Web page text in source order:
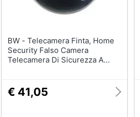
BW - Telecamera Finta, Home
Security Falso Camera
Telecamera Di Sicurezza A
€ 41,05